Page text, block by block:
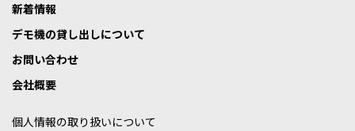
新着情報
デモ機の貸し出しについて
お問い合わせ
会社概要
個人情報の取り扱いについて